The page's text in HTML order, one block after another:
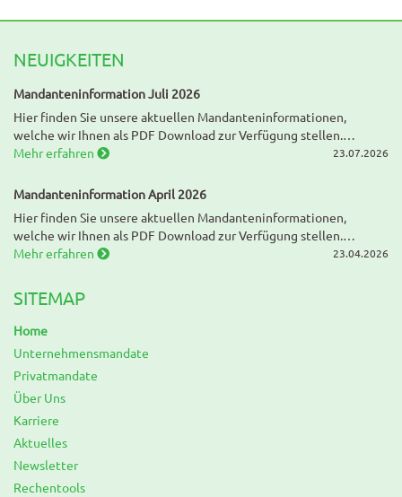
NEUIGKEITEN
Mandanteninformation Juli 2026
Hier finden Sie unsere aktuellen Mandanteninformationen,
welche wir Ihnen als PDF Download zur Verfügung stellen.…
Mehr erfahren
23.07.2026
Mandanteninformation April 2026
Hier finden Sie unsere aktuellen Mandanteninformationen,
welche wir Ihnen als PDF Download zur Verfügung stellen.…
Mehr erfahren
23.04.2026
SITEMAP
Home
Unternehmensmandate
Privatmandate
Über Uns
Karriere
Aktuelles
Newsletter
Rechentools